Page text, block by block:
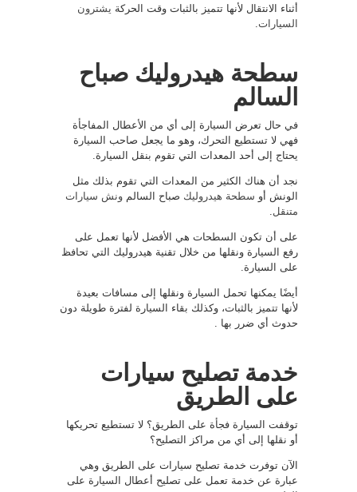
أثناء الانتقال لأنها تتميز بالثبات وقت الحركة يشترون
السيارات
سطحة هيدروليك صباح
السالم
في حال تعرض السيارة إلى أي من الأعطال المفاجأة
فهي لا تستطيع التحرك، وهو ما يجعل صاحب السيارة
يحتاج إلى أحد المعدات التي تقوم بنقل السيارة.
نجد أن هناك الكثير من المعدات التي تقوم بذلك مثل
الونش أو سطحة هيدروليك صباح السالم ونش سيارات
متنقل
على أن تكون السطحات هي الأفضل لأنها تعمل على
رفع السيارة ونقلها من خلال تقنية هيدروليك التي تحافظ
على السيارة.
أيضًا يمكنها تحمل السيارة ونقلها إلى مسافات بعيدة
لأنها تتميز بالثبات، وكذلك بقاء السيارة لفترة طويلة دون
حدوث أي ضرر بها .
خدمة تصليح سيارات
على الطريق
توقفت السيارة فجأة على الطريق؟ لا تستطيع تحريكها
أو نقلها إلى أي من مراكز التصليح؟
الآن توفرت خدمة تصليح سيارات على الطريق وهي
عبارة عن خدمة تعمل على تصليح أعطال السيارة على